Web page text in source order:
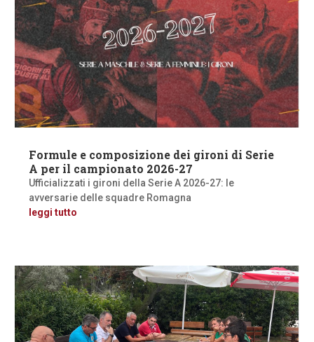
Formule e composizione dei gironi di Serie
A per il campionato 2026-27
Ufficializzati i gironi della Serie A 2026-27: le
avversarie delle squadre Romagna
leggi tutto